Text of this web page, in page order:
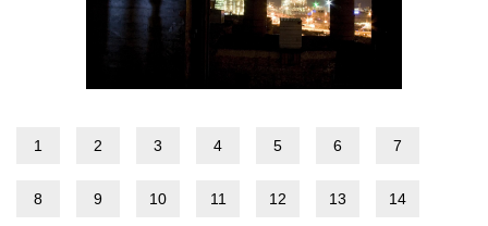
1 2 3 4 5 6 7
8 9 10 11 12 13 14